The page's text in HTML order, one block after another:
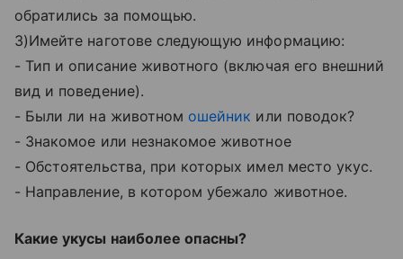
обратились за помощью.
3)Имейте наготове следующую информацию:
- Тип и описание животного (включая его внешний
вид и поведение).
- Были ли на животном ошейник или поводок?
- Знакомое или незнакомое животное
- Обстоятельства, при которых имел место укус.
- Направление, в котором убежало животное.
Какие укусы наиболее опасны?